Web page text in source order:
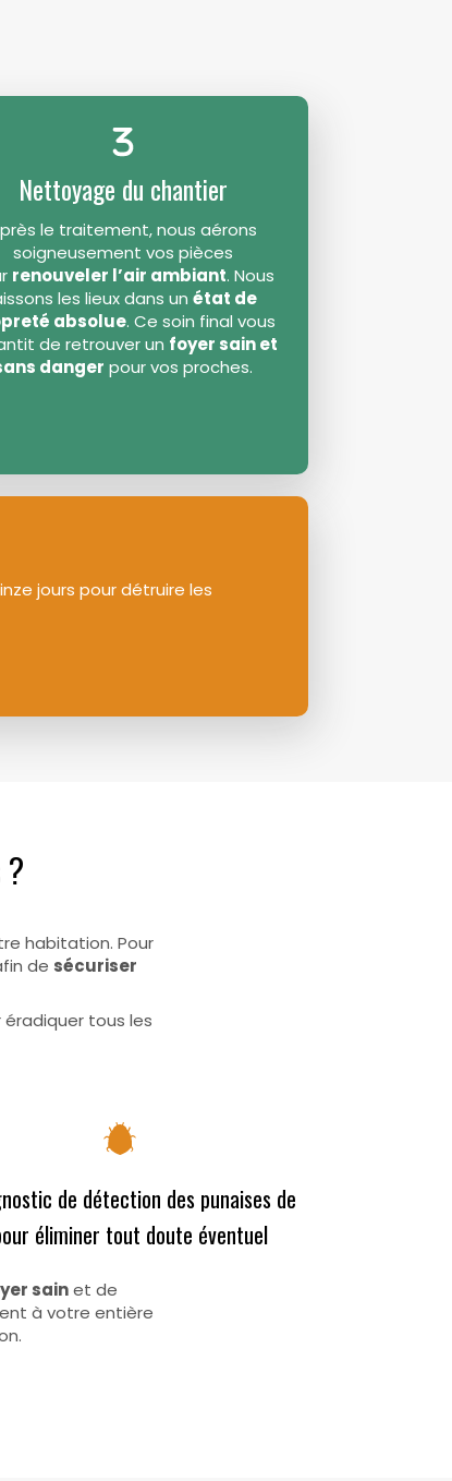
Nettoyage du chantier
le traitement, nous aérons
soigneusement vos pièces
renouveler l’air ambiant. Nous
les lieux dans un état de
absolue. Ce soin final vous
de retrouver un foyer sain et
danger pour vos proches.
jours pour détruire les
habitation. Pour
de sécuriser
éradiquer tous les
de détection des punaises de
éliminer tout doute éventuel
sainet de
à votre entière